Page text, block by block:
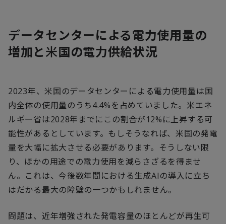
データセンターによる電力使用量の
増加と米国の電力供給状況
2023年、米国のデータセンターによる電力使用量は国
内全体の使用量のうち4.4%を占めていました。米エネ
ルギー省は2028年までにこの割合が12%に上昇する可
能性があるとしています。もしそうなれば、米国の発電
量を大幅に拡大させる必要があります。そうしない限
り、ほかの用途での電力使用を減らさざるを得ませ
ん。これは、今後数年間における生成AIの導入に立ち
はだかる最大の障壁の一つかもしれません。
問題は、近年増強された発電容量のほとんどが再生可